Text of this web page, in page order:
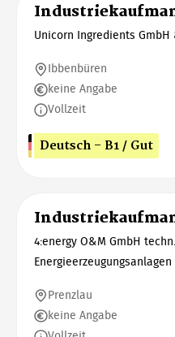
Unicorn Ingredients GmbH
Ibbenbüren
keine Angabe
Vollzeit
Deutsch - B1 / Gut
4:energy O&M GmbH
Energieerzeugungsanlagen
Prenzlau
keine Angabe